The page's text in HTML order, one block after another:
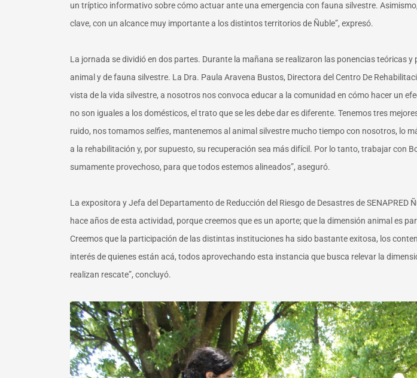
un tríptico informativo sobre cómo actuar ante una emergencia con fauna silvestre.
clave, con un alcance muy importante a los distintos territorios de Ñuble”, expresó.
La jornada se dividió en dos partes. Durante la mañana se realizaron las ponencias teóricas
animal y de fauna silvestre. La Dra. Paula Aravena Bustos, Directora del Centro De
vista de la vida silvestre, a nosotros nos convoca educar a la comunidad en cómo hacer un
no son iguales a los domésticos, el trato que se les debe dar es diferente. Tenemos tres
ruido, nos tomamosselfies, mantenemos al animal silvestre mucho tiempo con nosotros, lo
a la rehabilitación y, por supuesto, su recuperación sea más difícil. Por lo tanto, trabajar con
sumamente provechoso, para que todos estemos alineados”, aseguró.
La expositora y Jefa del Departamento de Reducción del Riesgo de Desastres de SENAPRED
hace años de esta actividad, porque creemos que es un aporte; que la dimensión animal es
Creemos que la participación de las distintas instituciones ha sido bastante exitosa, los
interés de quienes están acá, todos aprovechando esta instancia que busca relevar la
realizan rescate”, concluyó.